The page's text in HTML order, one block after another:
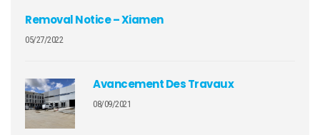
Removal Notice – Xiamen
05/27/2022
Avancement Des Travaux
08/09/2021